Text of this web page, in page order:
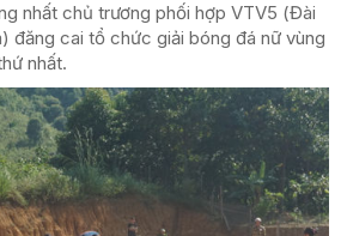
nhất chủ trương phối hợp VTV5 (Đài
đăng cai tổ chức giải bóng đá nữ vùng
nhất.